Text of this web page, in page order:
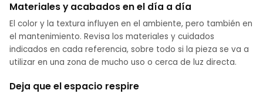
Materiales y acabados en el día a día
El color y la textura influyen en el ambiente, pero también en
el mantenimiento. Revisa los materiales y cuidados
indicados en cada referencia, sobre todo si la pieza se va a
utilizar en una zona de mucho uso o cerca de luz directa.
Deja que el espacio respire